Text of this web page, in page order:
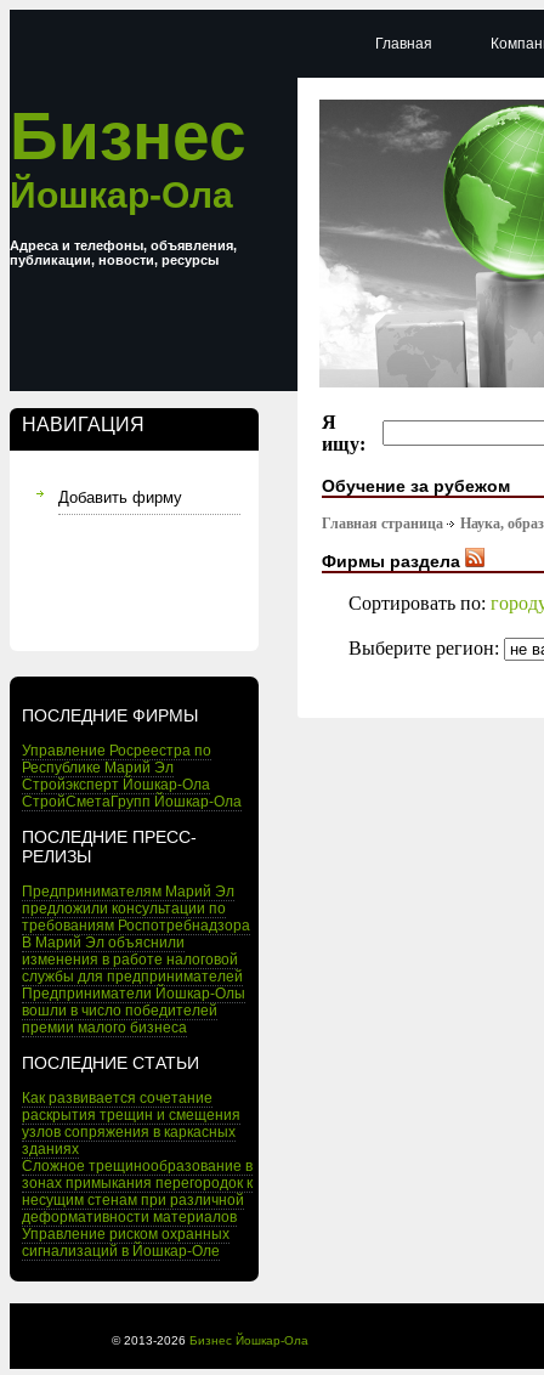
Бизнес
Йошкар-Ола
Адреса и телефоны, объявления,
публикации, новости, ресурсы
НАВИГАЦИЯ
Добавить фирму
ПОСЛЕДНИЕ ФИРМЫ
Управление Росреестра по
Республике Марий Эл
Стройэксперт Йошкар-Ола
СтройСметаГрупп Йошкар-Ола
ПОСЛЕДНИЕ ПРЕСС-
РЕЛИЗЫ
Предпринимателям Марий Эл
предложили консультации по
требованиям Роспотребнадзора
В Марий Эл объяснили
изменения в работе налоговой
службы для предпринимателей
Предприниматели Йошкар-Олы
вошли в число победителей
премии малого бизнеса
ПОСЛЕДНИЕ СТАТЬИ
Как развивается сочетание
раскрытия трещин и смещения
узлов сопряжения в каркасных
зданиях
Сложное трещинообразование в
зонах примыкания перегородок к
несущим стенам при различной
деформативности материалов
Управление риском охранных
сигнализаций в Йошкар-Оле
Главная
Я
ищу:
Обучение за рубежом
Главная страница Наука,
Фирмы раздела
Сортировать по:
Выберите регион:
© 2013-2026 Бизнес Йошкар-Ола